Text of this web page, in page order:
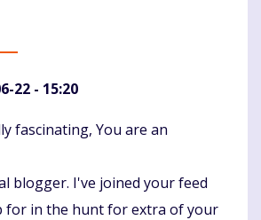
22 - 15:20
fascinating, You are an
blogger. I've joined your feed
for in the hunt for extra of your